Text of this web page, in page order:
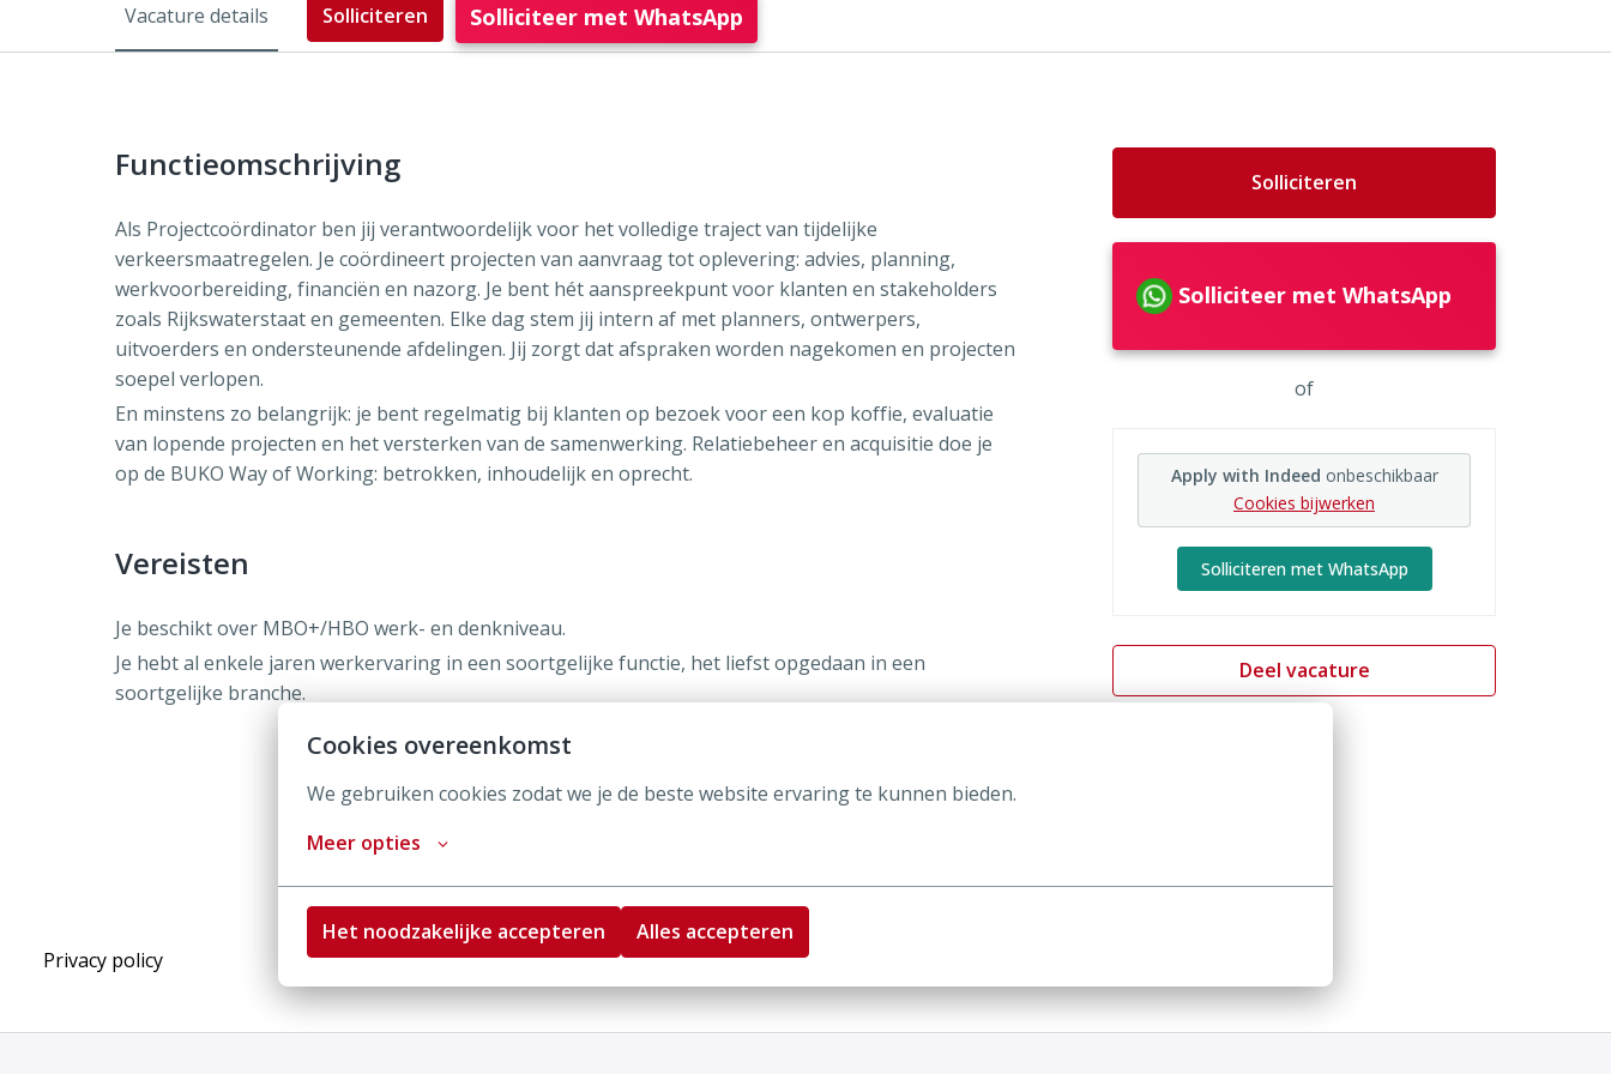
Cookies overeenkomst
We gebruiken cookies zodat we je de beste website ervaring te kunnen bieden.
Meer opties
Het noodzakelijke accepteren Alles accepteren
Vacature details Solliciteren Solliciteer met WhatsApp
Functieomschrijving
Als Projectcoördinator ben jij verantwoordelijk voor het volledige traject van tijdelijke
verkeersmaatregelen. Je coördineert projecten van aanvraag tot oplevering: advies, planning,
werkvoorbereiding, financiën en nazorg. Je bent hét aanspreekpunt voor klanten en stakeholders
zoals Rijkswaterstaat en gemeenten. Elke dag stem jij intern af met planners, ontwerpers,
uitvoerders en ondersteunende afdelingen. Jij zorgt dat afspraken worden nagekomen en projecten
soepel verlopen.
En minstens zo belangrijk: je bent regelmatig bij klanten op bezoek voor een kop koffie, evaluatie
van lopende projecten en het versterken van de samenwerking. Relatiebeheer en acquisitie doe je
op de BUKO Way of Working: betrokken, inhoudelijk en oprecht.
Vereisten
Je beschikt over MBO+/HBO werk- en denkniveau.
Je hebt al enkele jaren werkervaring in een soortgelijke functie, het liefst opgedaan in een
soortgelijke branche.
Solliciteren
Solliciteer met WhatsApp
of
Apply with Indeed onbeschikbaar
Cookies bijwerken
Solliciteren met WhatsApp
Deel vacature
Privacy policy